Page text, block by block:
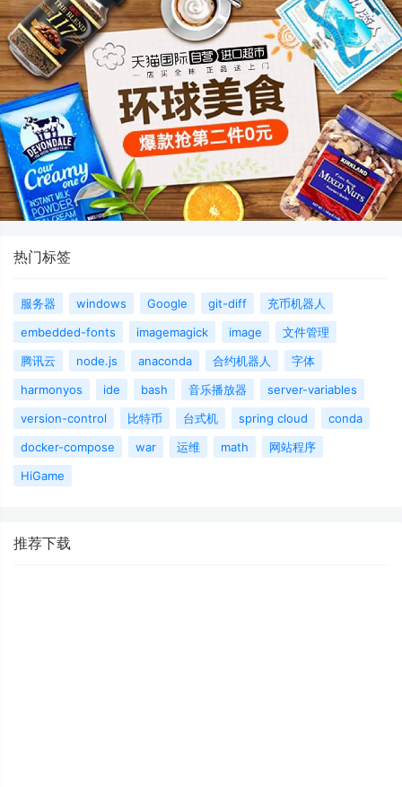
热门标签
服务器 windows Google git-diff
充币机器人
embedded-fonts
imagemagick image
文件管理
腾讯云
node.js anaconda 合约机器人
字体
harmonyos
ide bash 音乐播放器
server-variables
version-control
比特币 台式机 spring cloud
conda
docker-compose
war 运维 math
网站程序
HiGame
推荐下载